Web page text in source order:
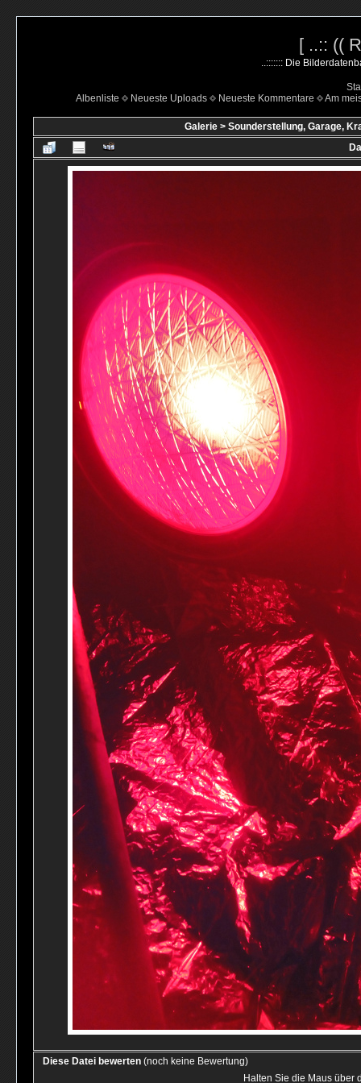
[ ..:: ((
..::::::: Die
Albenliste
Neueste Uploads Neueste Kommentare Am
Galerie> Sounderstellung, Garage,
Diese Datei bewerten (noch keine Bewertung)
Halten Sie die Maus über